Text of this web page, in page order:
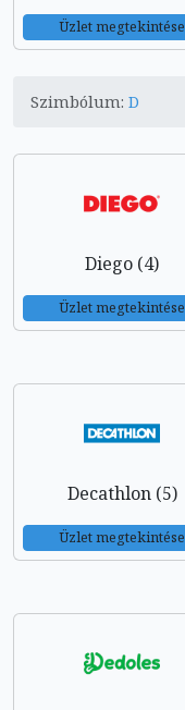
Üzlet megtekintése
Szimbólum: D
Diego (4)
Üzlet megtekintése
Decathlon (5)
Üzlet megtekintése